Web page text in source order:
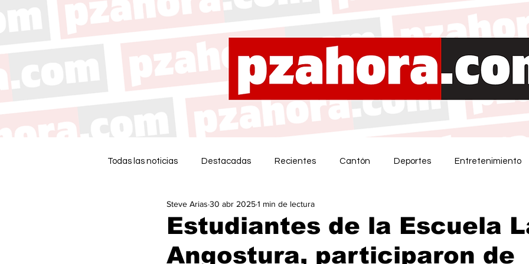
Todas las noticias Destacadas Recientes Cantón Deportes Entretenimiento
Estudiantes de la Escuela
Angostura, participaron de
Steve Arias 30 abr 20251 min de lectura